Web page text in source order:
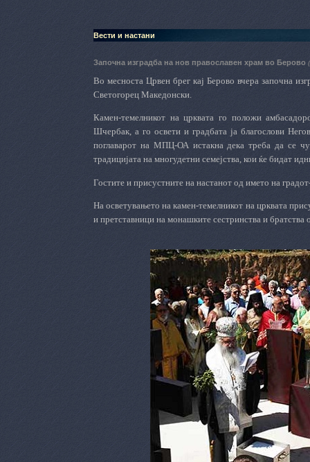
Вести и настани
Започна изградба на нов православен храм во Берово
Во месноста Црвен брег кај Берово вчера започна
Светогорец Македонски.
Камен-темелникот на црквата го положи
Шчербак, а го освети и градбата ја благослови
поглаварот на МПЦ-ОА истакна дека треба да се
традицијата на многудетни семејства, кои ќе бидат
Гостите и присустните на настанот од името на
На осветувањето на камен-темелникот на црквата
и претставници на монашките сестринства и